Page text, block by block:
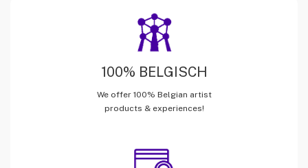
100% BELGISCH
We offer 100% Belgian artist
products & experiences!